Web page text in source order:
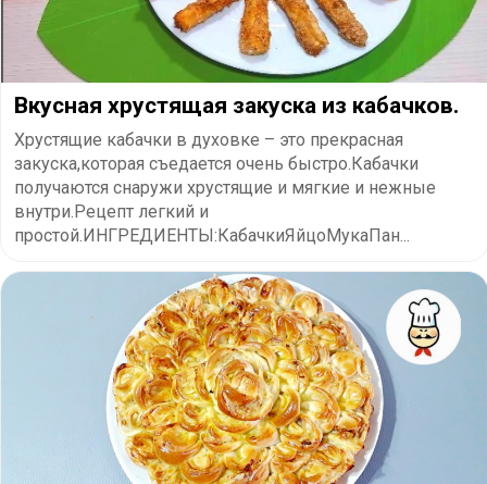
Вкусная хрустящая закуска из кабачков.
Хрустящие кабачки в духовке – это прекрасная
закуска,которая съедается очень быстро.Кабачки
получаются снаружи хрустящие и мягкие и нежные
внутри.Рецепт легкий и
простой.ИНГРЕДИЕНТЫ:КабачкиЯйцоМукаПан...